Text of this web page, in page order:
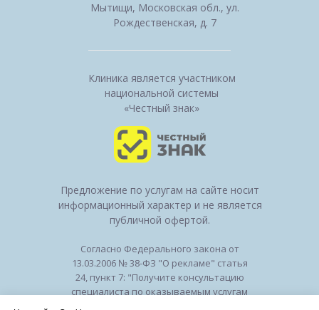
Клиника является участником
национальной системы
«Честный знак»
Мытищи, Московская обл., ул.
Рождественская, д. 7
Предложение по услугам на сайте носит
информационный характер и не является
публичной офертой.
Согласно Федерального закона от
13.03.2006 № 38-ФЗ "О рекламе" статья
24, пункт 7: "Получите консультацию
специалиста по оказываемым услугам